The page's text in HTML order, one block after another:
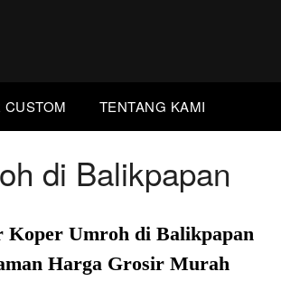
CUSTOM TENTANG KAMI
di Balikpapan
Umroh di Balikpapan
Harga Grosir Murah